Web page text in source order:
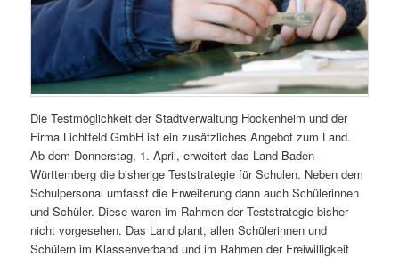
Die Testmöglichkeit der Stadtverwaltung Hockenheim und der
Firma Lichtfeld GmbH ist ein zusätzliches Angebot zum Land.
Ab dem Donnerstag, 1. April, erweitert das Land Baden-
Württemberg die bisherige Teststrategie für Schulen. Neben dem
Schulpersonal umfasst die Erweiterung dann auch Schülerinnen
und Schüler. Diese waren im Rahmen der Teststrategie bisher
nicht vorgesehen. Das Land plant, allen Schülerinnen und
Schülern im Klassenverband und im Rahmen der Freiwilligkeit